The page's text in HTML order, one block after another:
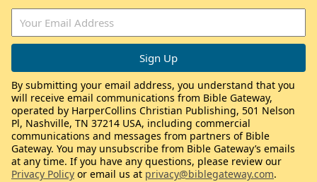
By submitting your email address, you understand that you
will receive email communications from Bible Gateway,
operated by HarperCollins Christian Publishing, 501 Nelson
Pl, Nashville, TN 37214 USA, including commercial
communications and messages from partners of Bible
Gateway. You may unsubscribe from Bible Gateway’s emails
at any time. If you have any questions, please review our
Privacy Policy or email us at privacy@biblegateway.com.